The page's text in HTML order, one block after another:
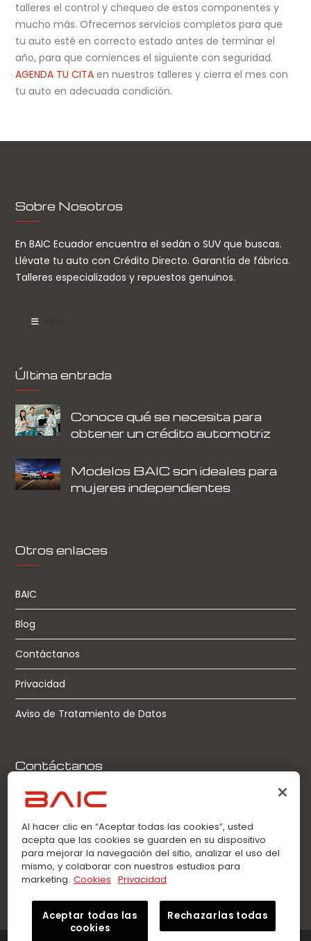
talleres el control y chequeo de estos componentes y
mucho más. Ofrecemos servicios completos para que
tu auto esté en correcto estado antes de terminar el
año, para que comiences el siguiente con seguridad.
AGENDA TU CITA en nuestros talleres y cierra el mes con
tu auto en adecuada condición.
Sobre Nosotros
En BAIC Ecuador encuentra el sedán o SUV que buscas.
Llévate tu auto con Crédito Directo. Garantía de fábrica.
Talleres especializados y repuestos genuinos.
Última entrada
Conoce qué se necesita para
obtener un crédito automotriz
Modelos BAIC son ideales para
mujeres independientes
Otros enlaces
BAIC
Blog
Contáctanos
Privacidad
Aviso de Tratamiento de Datos
Contáctanos
Llamadas:
0963360021
WhatsApp:
0963360021
Al hacer clic en “Aceptar todas las cookies”, usted
acepta que las cookies se guarden en su dispositivo
para mejorar la navegación del sitio, analizar el uso del
mismo, y colaborar con nuestros estudios para
marketing. Cookies Privacidad
Aceptar todas las
cookies
Rechazarlas todas